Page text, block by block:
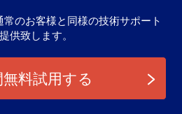
常のお客様と同様の技術サポート
供致します。
料試用する